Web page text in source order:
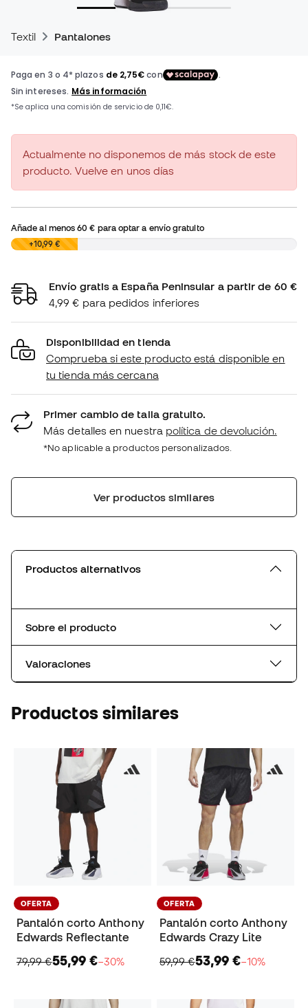
Textil Pantalones
Actualmente no disponemos de más stock de este
producto. Vuelve en unos días
Añade al menos60 € para optar a envío gratuito
0,00 €+10,99 €
Envío gratis a España Peninsular a partir de 60 €
4,99 € para pedidos inferiores
Disponibilidad en tienda
Comprueba si este producto está disponible en
tu tienda más cercana
Primer cambio de talla gratuito.
Más detalles en nuestra política de devolución.
*No aplicable a productos personalizados.
Ver productos similares
Productos alternativos
Sobre el producto
Valoraciones
Productos similares
OFERTA
Pantalón corto Anthony
Edwards Reflectante
79,99 €55,99 €−30%
OFERTA
Pantalón corto Anthony
Edwards Crazy Lite
59,99 €53,99 €−10%